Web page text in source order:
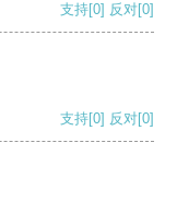
支持[0] 反对[0]
支持[0] 反对[0]